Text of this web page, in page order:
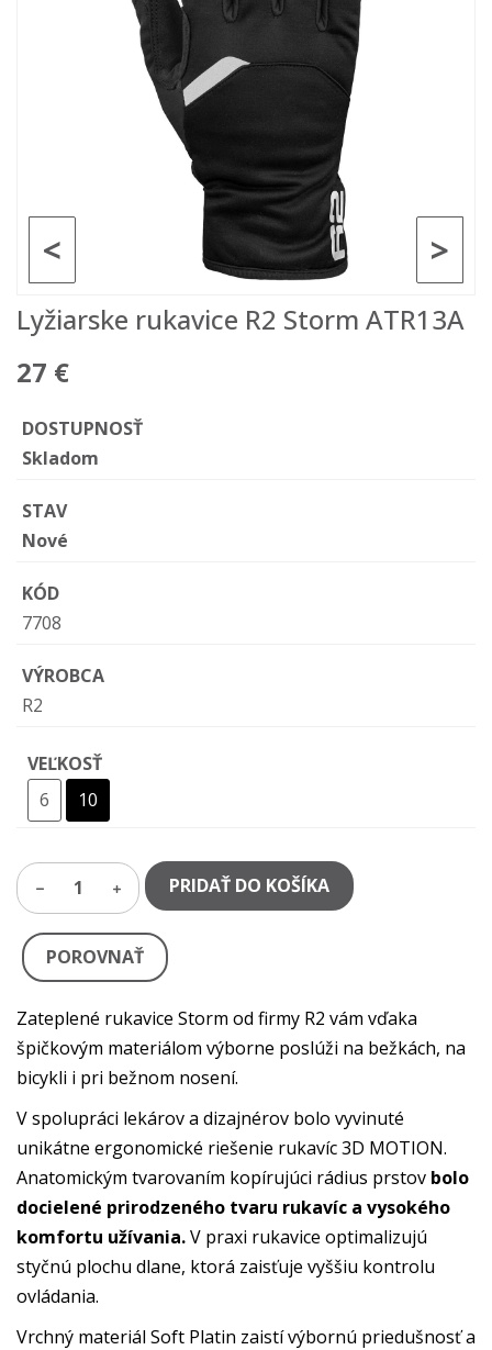
>
<
Lyžiarske rukavice R2 Storm ATR13A
27 €
DOSTUPNOSŤ
Skladom
STAV
Nové
KÓD
7708
VÝROBCA
R2
VEĽKOSŤ
6
10
1 PRIDAŤ DO KOŠÍKA
POROVNAŤ
Zateplené rukavice Storm od firmy R2 vám vďaka
špičkovým materiálom výborne poslúži na bežkách, na
bicykli i pri bežnom nosení.
V spolupráci lekárov a dizajnérov bolo vyvinuté
unikátne ergonomické riešenie rukavíc 3D MOTION.
Anatomickým tvarovaním kopírujúci rádius prstov bolo
docielené prirodzeného tvaru rukavíc a vysokého
komfortu užívania.V praxi rukavice optimalizujú
styčnú plochu dlane, ktorá zaisťuje vyššiu kontrolu
ovládania.
Vrchný materiál Soft Platin zaistí výbornú priedušnosť a